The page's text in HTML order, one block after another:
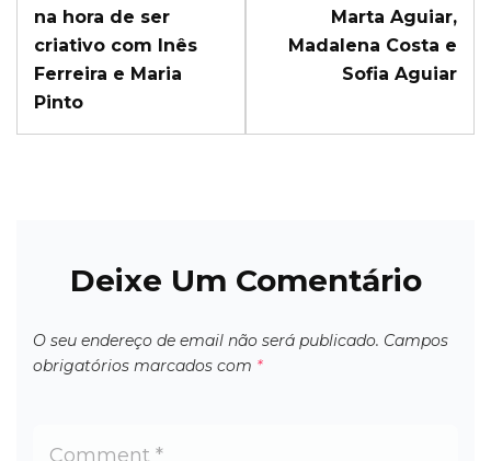
na hora de ser
criativo com Inês
Ferreira e Maria
Pinto
Marta Aguiar,
Madalena Costa e
Sofia Aguiar
Deixe Um Comentário
O seu endereço de email não será publicado. Campos
obrigatórios marcados com *